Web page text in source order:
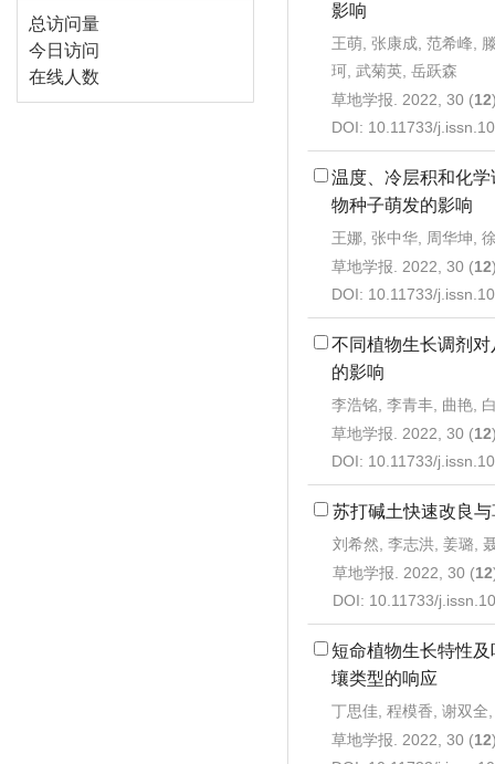
影响
王萌, 张康成, 范希峰,
珂, 武菊英, 岳跃森
草地学报. 2022, 30 (12
DOI: 10.11733/
温度、冷层积和化
物种子萌发的影响
王娜, 张中华, 周华坤,
草地学报. 2022, 30 (12
DOI: 10.11733/
不同植物生长调剂
的影响
李浩铭, 李青丰, 曲艳,
草地学报. 2022, 30 (12
DOI: 10.11733/
苏打碱土快速改良
刘希然, 李志洪, 姜璐,
草地学报. 2022, 30 (12
DOI: 10.11733/
短命植物生长特性
壤类型的响应
丁思佳, 程模香, 谢双全
草地学报. 2022, 30 (12
总访问量
今日访问
在线人数